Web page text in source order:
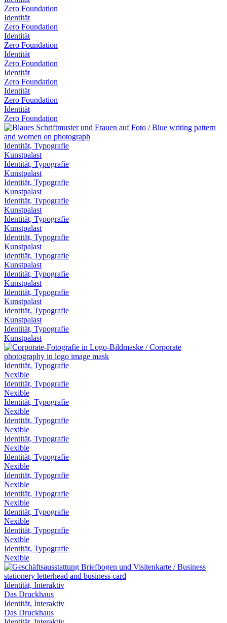
Zero Foundation
Identität
Zero Foundation
Identität
Zero Foundation
Identität
Zero Foundation
Identität
Zero Foundation
Identität
Zero Foundation
Identität
Zero Foundation
Identität, Typografie
Kunstpalast
Identität, Typografie
Kunstpalast
Identität, Typografie
Kunstpalast
Identität, Typografie
Kunstpalast
Identität, Typografie
Kunstpalast
Identität, Typografie
Kunstpalast
Identität, Typografie
Kunstpalast
Identität, Typografie
Kunstpalast
Identität, Typografie
Kunstpalast
Identität, Typografie
Kunstpalast
Identität, Typografie
Kunstpalast
Identität, Typografie
Nexible
Identität, Typografie
Nexible
Identität, Typografie
Nexible
Identität, Typografie
Nexible
Identität, Typografie
Nexible
Identität, Typografie
Nexible
Identität, Typografie
Nexible
Identität, Typografie
Nexible
Identität, Typografie
Nexible
Identität, Typografie
Nexible
Identität, Typografie
Nexible
Identität, Interaktiv
Das Druckhaus
Identität, Interaktiv
Das Druckhaus